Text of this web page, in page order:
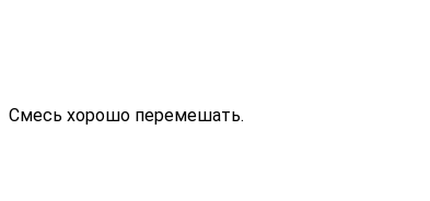
Смесь хорошо перемешать.